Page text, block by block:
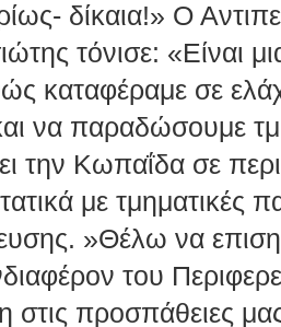
δίκαια!» Ο
τόνισε: «Είναι
καταφέραμε σε
να παραδώσουμε
την Κωπαΐδα σε
με
»Θέλω να
του
στις προσπάθειες